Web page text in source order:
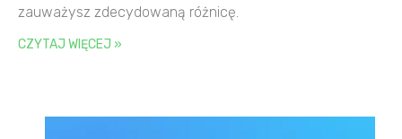
zauważysz zdecydowaną różnicę.
CZYTAJ WIĘCEJ »